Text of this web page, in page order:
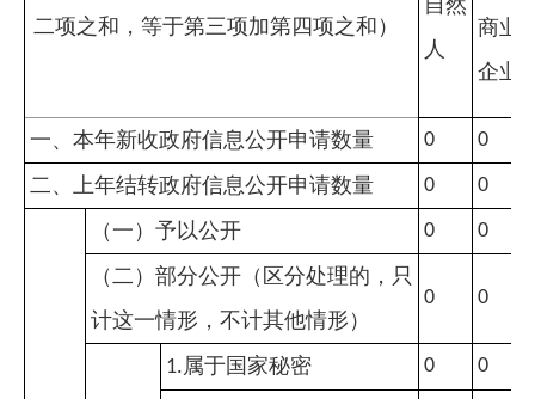
二项之和，等于第三项加第四项之和）
自然
人
商业
企业
一、本年新收政府信息公开申请数量 0 0
二、上年结转政府信息公开申请数量 0 0
（一）予以公开 0 0
（二）部分公开（区分处理的，只
计这一情形，不计其他情形）
0 0
1.属于国家秘密 0 0